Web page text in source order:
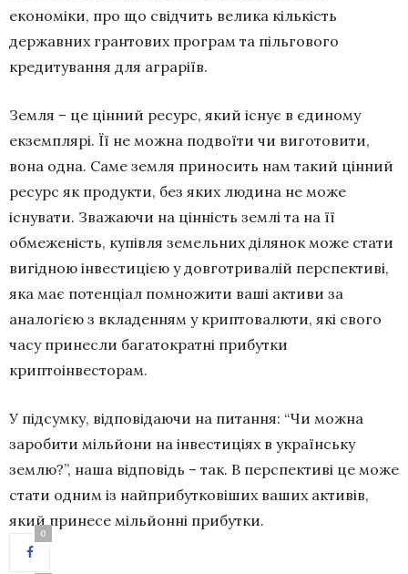
економіки, про що свідчить велика кількість
державних грантових програм та пільгового
кредитування для аграріїв.
Земля – це цінний ресурс, який існує в єдиному
екземплярі. Її не можна подвоїти чи виготовити,
вона одна. Саме земля приносить нам такий цінний
ресурс як продукти, без яких людина не може
існувати. Зважаючи на цінність землі та на її
обмеженість, купівля земельних ділянок може стати
вигідною інвестицією у довготривалій перспективі,
яка має потенціал помножити ваші активи за
аналогією з вкладенням у криптовалюти, які свого
часу принесли багатократні прибутки
криптоінвесторам.
У підсумку, відповідаючи на питання: “Чи можна
заробити мільйони на інвестиціях в українську
землю?”, наша відповідь – так. В перспективі це може
стати одним із найприбутковіших ваших активів,
який принесе мільйонні прибутки.
0